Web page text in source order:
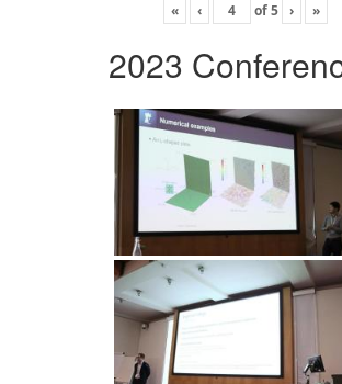
« ‹ of5 › »
2023